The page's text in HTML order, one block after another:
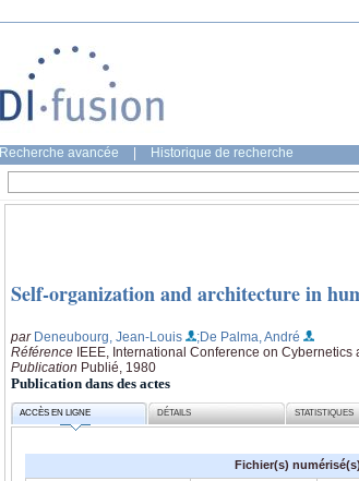
Recherche avancée Historique de recherche
Self-organization and architecture in
par Deneubourg, Jean-Louis
;De Palma, André
Référence IEEE, International Conference on Cybernetics
Publication Publié, 1980
Publication dans des actes
ACCÈS EN LIGNE DÉTAILS STATISTIQUES
Fichier(s)